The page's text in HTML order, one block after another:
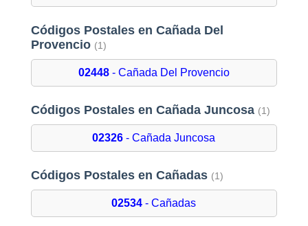
Códigos Postales en Cañada Del
Provencio (1)
02448- Cañada Del Provencio
Códigos Postales en Cañada Juncosa (1)
02326 - Cañada Juncosa
Códigos Postales en Cañadas (1)
02534 - Cañadas